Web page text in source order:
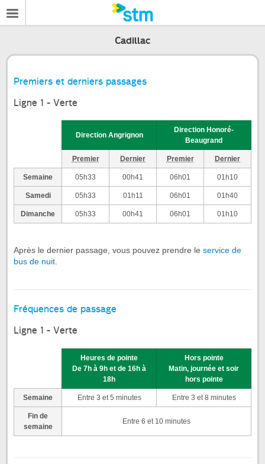
Cadillac
Premiers et derniers passages
Ligne 1 - Verte
Direction Angrignon
Direction Honoré-
Beaugrand
Premier Dernier Premier Dernier
Semaine 05h33 00h41 06h01 01h10
Samedi 05h33 01h11 06h01 01h40
Dimanche 05h33 00h41 06h01 01h10
Après le dernier passage, vous pouvez prendre le service de
bus de nuit.
Fréquences de passage
Ligne 1 - Verte
Heures de pointe
De 7h à 9h et de 16h à
18h
Hors pointe
Matin, journée et soir
hors pointe
Semaine Entre 3 et 5 minutes Entre 3 et 8 minutes
Fin de
semaine
Entre 6 et 10 minutes